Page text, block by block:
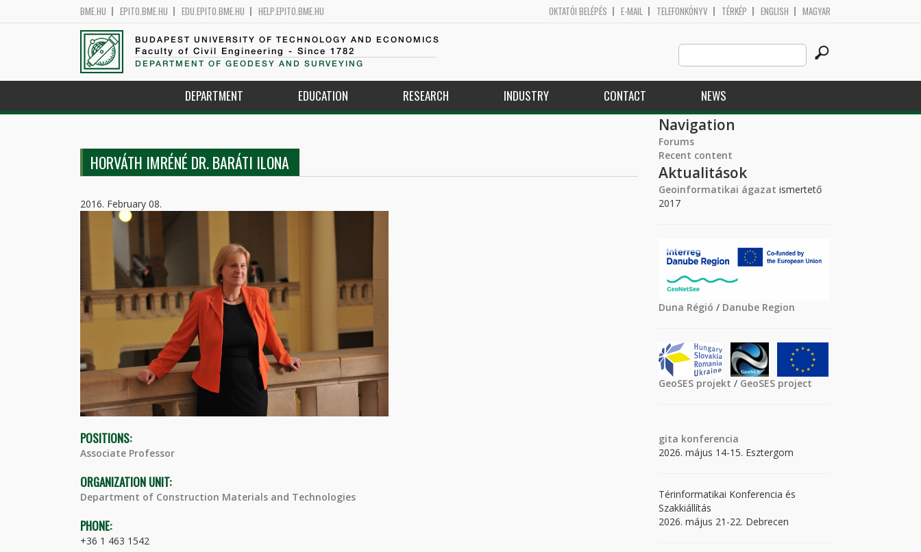
BME.HU EPITO.BME.HU EDU.EPITO.BME.HU HELP.EPITO.BME.HU OKTATÓI BELÉPÉS E-MAIL TELEFONKÖNYV TÉRKÉP ENGLISH MAGYAR
BUDAPEST UNIVERSITY OF TECHNOLOGY AND ECONOMICS
Faculty of Civil Engineering - Since 1782
DEPARTMENT OF GEODESY AND SURVEYING
Search
this
site
DEPARTMENT EDUCATION RESEARCH INDUSTRY CONTACT NEWS
HORVÁTH IMRÉNÉ DR. BARÁTI ILONA
2016. February 08.
POSITIONS:
Associate Professor
ORGANIZATION UNIT:
Department of Construction Materials and Technologies
PHONE:
+36 1 463 1542
Navigation
Forums
Recent content
Aktualitások
Geoinformatikai ágazat ismertető
2017
Duna Régió / Danube Region
GeoSES projekt / GeoSES project
gita konferencia
2026. május 14-15. Esztergom
Térinformatikai Konferencia és
Szakkiállítás
2026. május 21-22. Debrecen